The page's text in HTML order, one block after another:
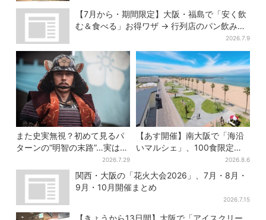
【7月から・期間限定】大阪・福島で「安く飲
む＆食べる」お得ワザ → 行列店のパン飲みセ
2026.7.9
また史実無視？初めて見るパ
ターンの“明智の末路”…実は、
ありえなくもない！？【豊臣
兄弟】
2026.7.29
【あす開催】南大阪で「海沿
いマルシェ」、100食限定
「たこ飯」のふるまい＆キッ
ズ縁日も
2026.8.6
関西・大阪の「花火大会2026」、7月・8月・
9月・10月開催まとめ
2026.7.15
【きょうから13日間】大阪で「アイスクリー